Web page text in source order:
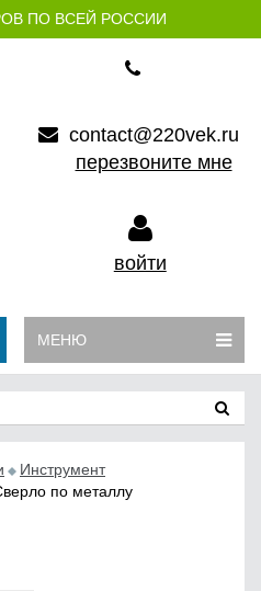
ПО ВСЕЙ РОССИИ
contact@220vek.ru
перезвоните мне
войти
МЕНЮ
Инструмент
по металлу